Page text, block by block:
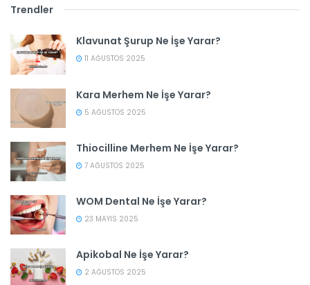
Trendler
Klavunat Şurup Ne İşe Yarar?
11 AĞUSTOS 2025
Kara Merhem Ne İşe Yarar?
5 AĞUSTOS 2025
Thiocilline Merhem Ne İşe Yarar?
7 AĞUSTOS 2025
WOM Dental Ne İşe Yarar?
23 MAYIS 2025
Apikobal Ne İşe Yarar?
2 AĞUSTOS 2025